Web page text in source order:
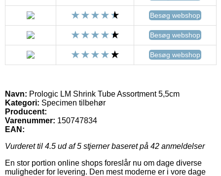
Besøg webshop
Besøg webshop
Besøg webshop
Navn: Prologic LM Shrink Tube Assortment 5,5cm
Kategori: Specimen tilbehør
Producent:
Varenummer: 150747834
EAN:
Vurderet til 4.5 ud af 5 stjerner baseret på 42 anmeldelser
En stor portion online shops foreslår nu om dage diverse
muligheder for levering. Den mest moderne er i vore dage